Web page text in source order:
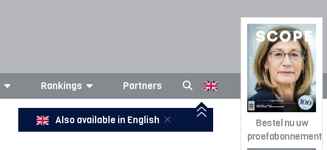
Bestel nu uw
proefabonnement
Rankings Partners
Also available in English